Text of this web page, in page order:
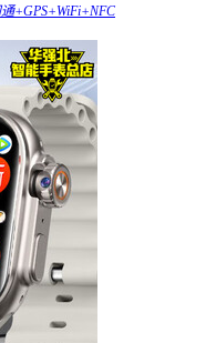
+GPS+WiFi+NFC